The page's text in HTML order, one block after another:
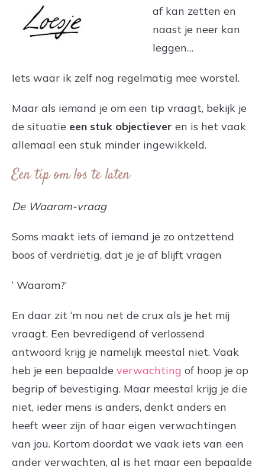
af kan zetten en
naast je neer kan
leggen…
Iets waar ik zelf nog regelmatig mee worstel.
Maar als iemand je om een tip vraagt, bekijk je
de situatie een stuk objectiever en is het vaak
allemaal een stuk minder ingewikkeld.
Een tip om los te laten
De Waarom-vraag
Soms maakt iets of iemand je zo ontzettend
boos of verdrietig, dat je je af blijft vragen
‘ Waarom?’
En daar zit ‘m nou net de crux als je het mij
vraagt. Een bevredigend of verlossend
antwoord krijg je namelijk meestal niet. Vaak
heb je een bepaalde verwachting of hoop je op
begrip of bevestiging. Maar meestal krijg je die
niet, ieder mens is anders, denkt anders en
heeft weer zijn of haar eigen verwachtingen
van jou. Kortom doordat we vaak iets van een
ander verwachten, al is het maar een bepaalde